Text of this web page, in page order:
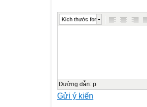
3. Chỉnh sửa đồng hồ
3.Dash: Vạch
Kích thước font
Đường dẫn: p
Gửi ý kiến